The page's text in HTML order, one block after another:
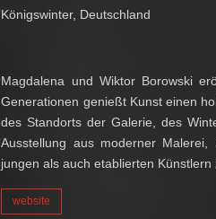
Königswinter, Deutschland
Magdalena und Wiktor Borowski
Generationen genießt Kunst einen
des Standorts der Galerie, des
Ausstellung aus moderner
jungen als auch etablierten Künstlern
website